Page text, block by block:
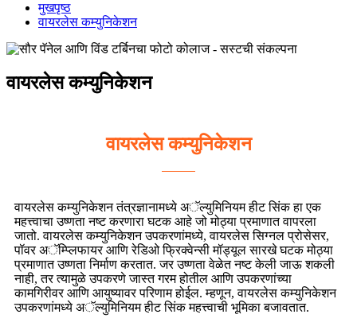
मुखपृष्ठ
वायरलेस कम्युनिकेशन
वायरलेस कम्युनिकेशन
वायरलेस कम्युनिकेशन
वायरलेस कम्युनिकेशन तंत्रज्ञानामध्ये अॅल्युमिनियम हीट सिंक हा एक
महत्त्वाचा उष्णता नष्ट करणारा घटक आहे जो मोठ्या प्रमाणात वापरला
जातो. वायरलेस कम्युनिकेशन उपकरणांमध्ये, वायरलेस सिग्नल प्रोसेसर,
पॉवर अॅम्प्लिफायर आणि रेडिओ फ्रिक्वेन्सी मॉड्यूल सारखे घटक मोठ्या
प्रमाणात उष्णता निर्माण करतात. जर उष्णता वेळेत नष्ट केली जाऊ शकली
नाही, तर त्यामुळे उपकरणे जास्त गरम होतील आणि उपकरणांच्या
कामगिरीवर आणि आयुष्यावर परिणाम होईल. म्हणून, वायरलेस कम्युनिकेशन
उपकरणांमध्ये अॅल्युमिनियम हीट सिंक महत्त्वाची भूमिका बजावतात.